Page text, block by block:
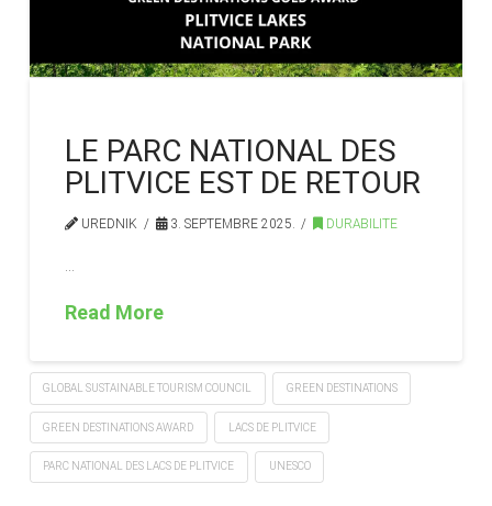
LE PARC NATIONAL DES
PLITVICE EST DE RETOUR
UREDNIK 3. SEPTEMBRE 2025. DURABILITE
Read More
GLOBAL SUSTAINABLE TOURISM COUNCIL GREEN DESTINATIONS
GREEN DESTINATIONS AWARD LACS DE PLITVICE
PARC NATIONAL DES LACS DE PLITVICE UNESCO